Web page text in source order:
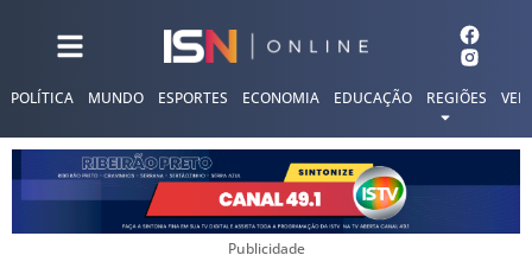
POLÍTICA MUNDO ESPORTES ECONOMIA EDUCAÇÃO REGIÕES
Publicidade